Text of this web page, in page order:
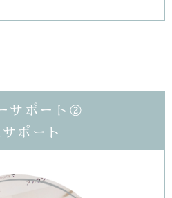
サポート②
ポート